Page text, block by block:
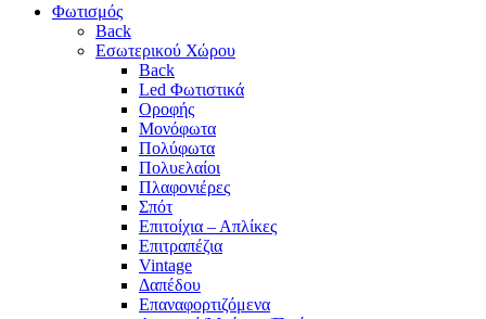
Φωτισμός
Back
Εσωτερικού Χώρου
Back
Led Φωτιστικά
Οροφής
Μονόφωτα
Πολύφωτα
Πολυελαίοι
Πλαφονιέρες
Σπότ
Επιτοίχια – Απλίκες
Επιτραπέζια
Vintage
Δαπέδου
Επαναφορτιζόμενα